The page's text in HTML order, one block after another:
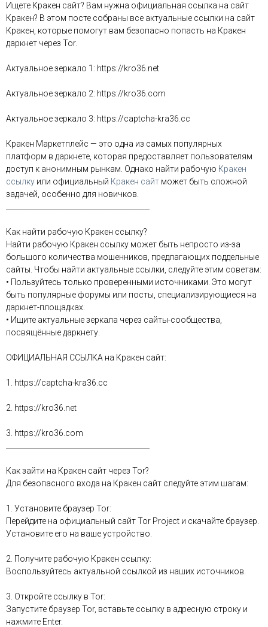
Ищете Кракен сайт? Вам нужна официальная ссылка на сайт
Кракен? В этом посте собраны все актуальные ссылки на сайт
Кракен, которые помогут вам безопасно попасть на Кракен
даркнет через Tor.
Актуальное зеркало 1: https://kro36.net
Актуальное зеркало 2: https://kro36.com
Актуальное зеркало 3: https://captcha-kra36.cc
Кракен Маркетплейс — это одна из самых популярных
платформ в даркнете, которая предоставляет пользователям
доступ к анонимным рынкам. Однако найти рабочую Кракен
ссылку или официальный Кракен сайт может быть сложной
задачей, особенно для новичков.
Как найти рабочую Кракен ссылку?
Найти рабочую Кракен ссылку может быть непросто из-за
большого количества мошенников, предлагающих поддельные
сайты. Чтобы найти актуальные ссылки, следуйте этим советам:
• Пользуйтесь только проверенными источниками. Это могут
быть популярные форумы или посты, специализирующиеся на
даркнет-площадках.
• Ищите актуальные зеркала через сайты-сообщества,
посвящённые даркнету.
ОФИЦИАЛЬНАЯ ССЫЛКА на Кракен сайт:
1. https://captcha-kra36.cc
2. https://kro36.net
3. https://kro36.com
Как зайти на Кракен сайт через Tor?
Для безопасного входа на Кракен сайт следуйте этим шагам:
1. Установите браузер Tor:
Перейдите на официальный сайт Tor Project и скачайте браузер.
Установите его на ваше устройство.
2. Получите рабочую Кракен ссылку:
Воспользуйтесь актуальной ссылкой из наших источников.
3. Откройте ссылку в Tor:
Запустите браузер Tor, вставьте ссылку в адресную строку и
нажмите Enter.